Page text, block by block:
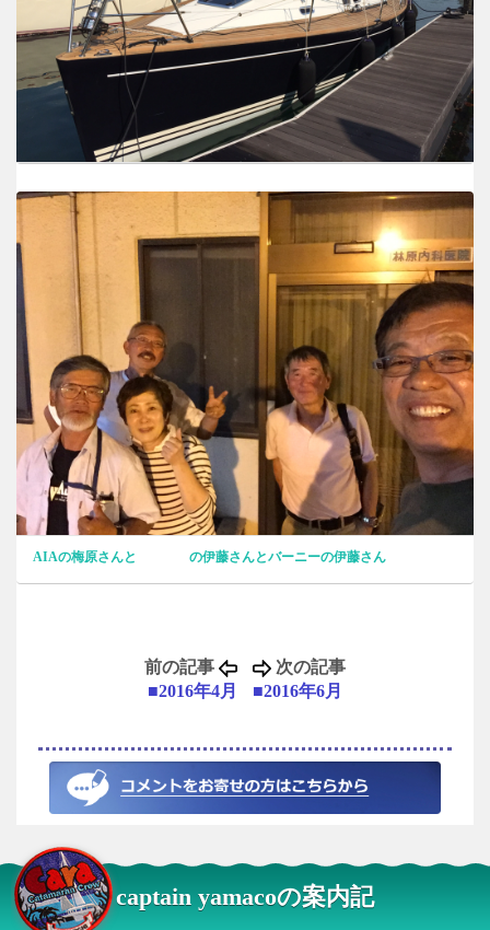
AIAの梅原さんと の伊藤さんとバーニーの伊藤さん
前の記事
■2016年4月
次の記事
■2016年6月
captain yamacoの案内記